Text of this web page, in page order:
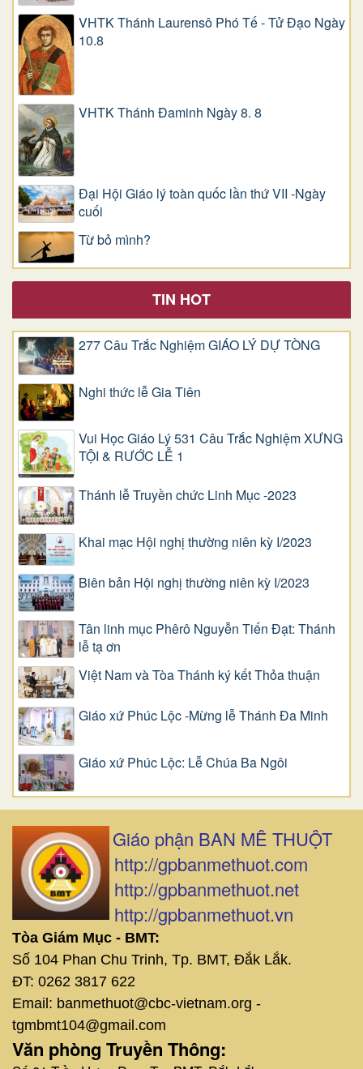
VHTK Thánh Laurensô Phó Tế - Tử Đạo Ngày
10.8
VHTK Thánh Đaminh Ngày 8. 8
Đại Hội Giáo lý toàn quốc lần thứ VII -Ngày
cuối
Từ bỏ mình?
TIN HOT
277 Câu Trắc Nghiệm GIÁO LÝ DỰ TÒNG
Nghi thức lễ Gia Tiên
Vui Học Giáo Lý 531 Câu Trắc Nghiệm XƯNG
TỘI & RƯỚC LỄ 1
Thánh lễ Truyền chức Linh Mục -2023
Khai mạc Hội nghị thường niên kỳ I/2023
Biên bản Hội nghị thường niên kỳ I/2023
Tân linh mục Phêrô Nguyễn Tiến Đạt: Thánh
lễ tạ ơn
Việt Nam và Tòa Thánh ký kết Thỏa thuận
Giáo xứ Phúc Lộc -Mừng lễ Thánh Đa Minh
Giáo xứ Phúc Lộc: Lễ Chúa Ba Ngôi
Giáo phận BAN MÊ THUỘT
http://gpbanmethuot.com
http://gpbanmethuot.net
http://gpbanmethuot.vn
Tòa Giám Mục - BMT:
Số 104 Phan Chu Trinh, Tp. BMT, Đắk Lắk.
ĐT: 0262 3817 622
Email: banmethuot@cbc-vietnam.org -
tgmbmt104@gmail.com
Văn phòng Truyền Thông: